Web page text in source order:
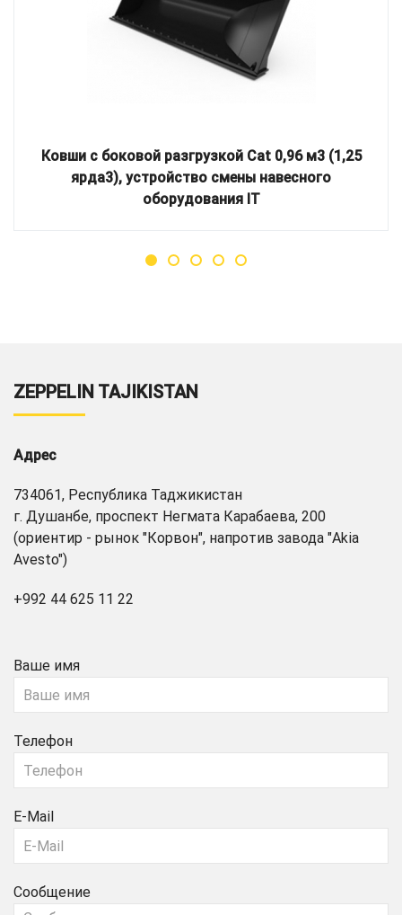
Ковши с боковой разгрузкой Cat 0,96 м3 (1,25
ярда3), устройство смены навесного
оборудования IT
ZEPPELIN TAJIKISTAN
Адрес
734061, Республика Таджикистан
г. Душанбе, проспект Негмата Карабаева, 200
(ориентир - рынок "Корвон", напротив завода "Akia
Avesto")
+992 44 625 11 22
Ваше имя
Телефон
E-Mail
Сообщение